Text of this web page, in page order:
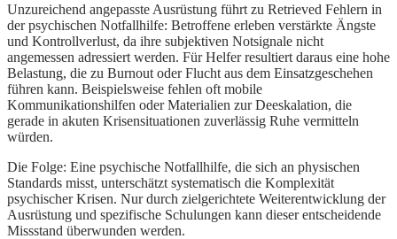
Unzureichend angepasste Ausrüstung führt zu Retrieved Fehlern in
der psychischen Notfallhilfe: Betroffene erleben verstärkte Ängste
und Kontrollverlust, da ihre subjektiven Notsignale nicht
angemessen adressiert werden. Für Helfer resultiert daraus eine hohe
Belastung, die zu Burnout oder Flucht aus dem Einsatzgeschehen
führen kann. Beispielsweise fehlen oft mobile
Kommunikationshilfen oder Materialien zur Deeskalation, die
gerade in akuten Krisensituationen zuverlässig Ruhe vermitteln
würden.
Die Folge: Eine psychische Notfallhilfe, die sich an physischen
Standards misst, unterschätzt systematisch die Komplexität
psychischer Krisen. Nur durch zielgerichtete Weiterentwicklung der
Ausrüstung und spezifische Schulungen kann dieser entscheidende
Missstand überwunden werden.